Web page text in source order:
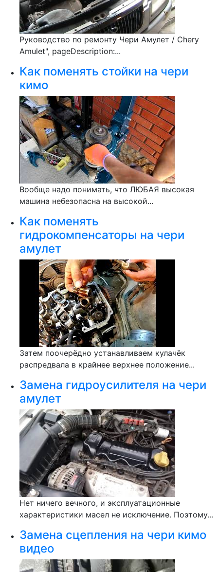
Руководство по ремонту Чери Амулет / Chery
Amulet", pageDescription:...
Как поменять стойки на чери
кимо
Вообще надо понимать, что ЛЮБАЯ высокая
машина небезопасна на высокой...
Как поменять
гидрокомпенсаторы на чери
амулет
Затем поочерёдно устанавливаем кулачёк
распредвала в крайнее верхнее положение...
Замена гидроусилителя на чери
амулет
Нет ничего вечного, и эксплуатационные
характеристики масел не исключение. Поэтому...
Замена сцепления на чери кимо
видео